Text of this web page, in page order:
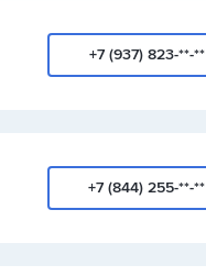
+7 (937) 823-**-**
+7 (844) 255-**-**